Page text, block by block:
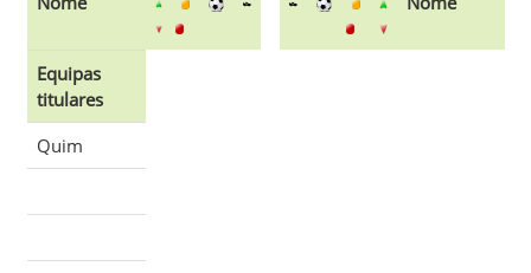
Equipas
titulares
Quim